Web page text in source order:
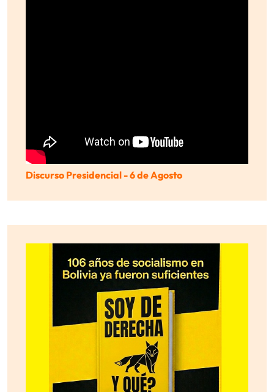
Discurso Presidencial - 6 de Agosto